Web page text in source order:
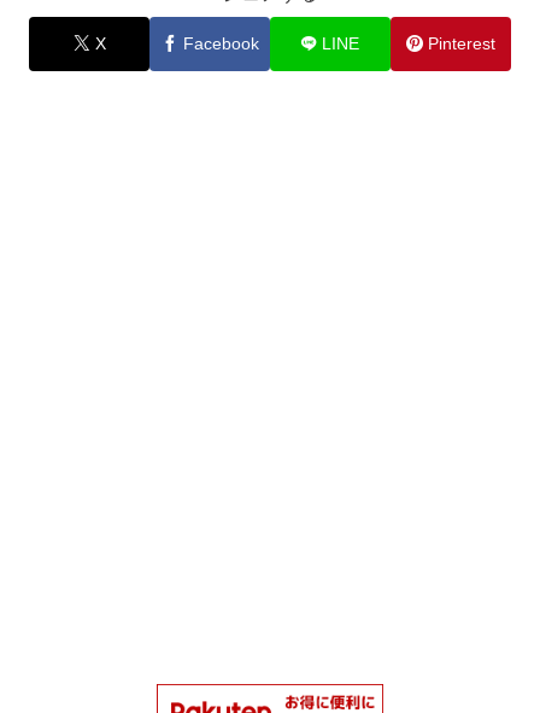
X Facebook LINE Pinterest